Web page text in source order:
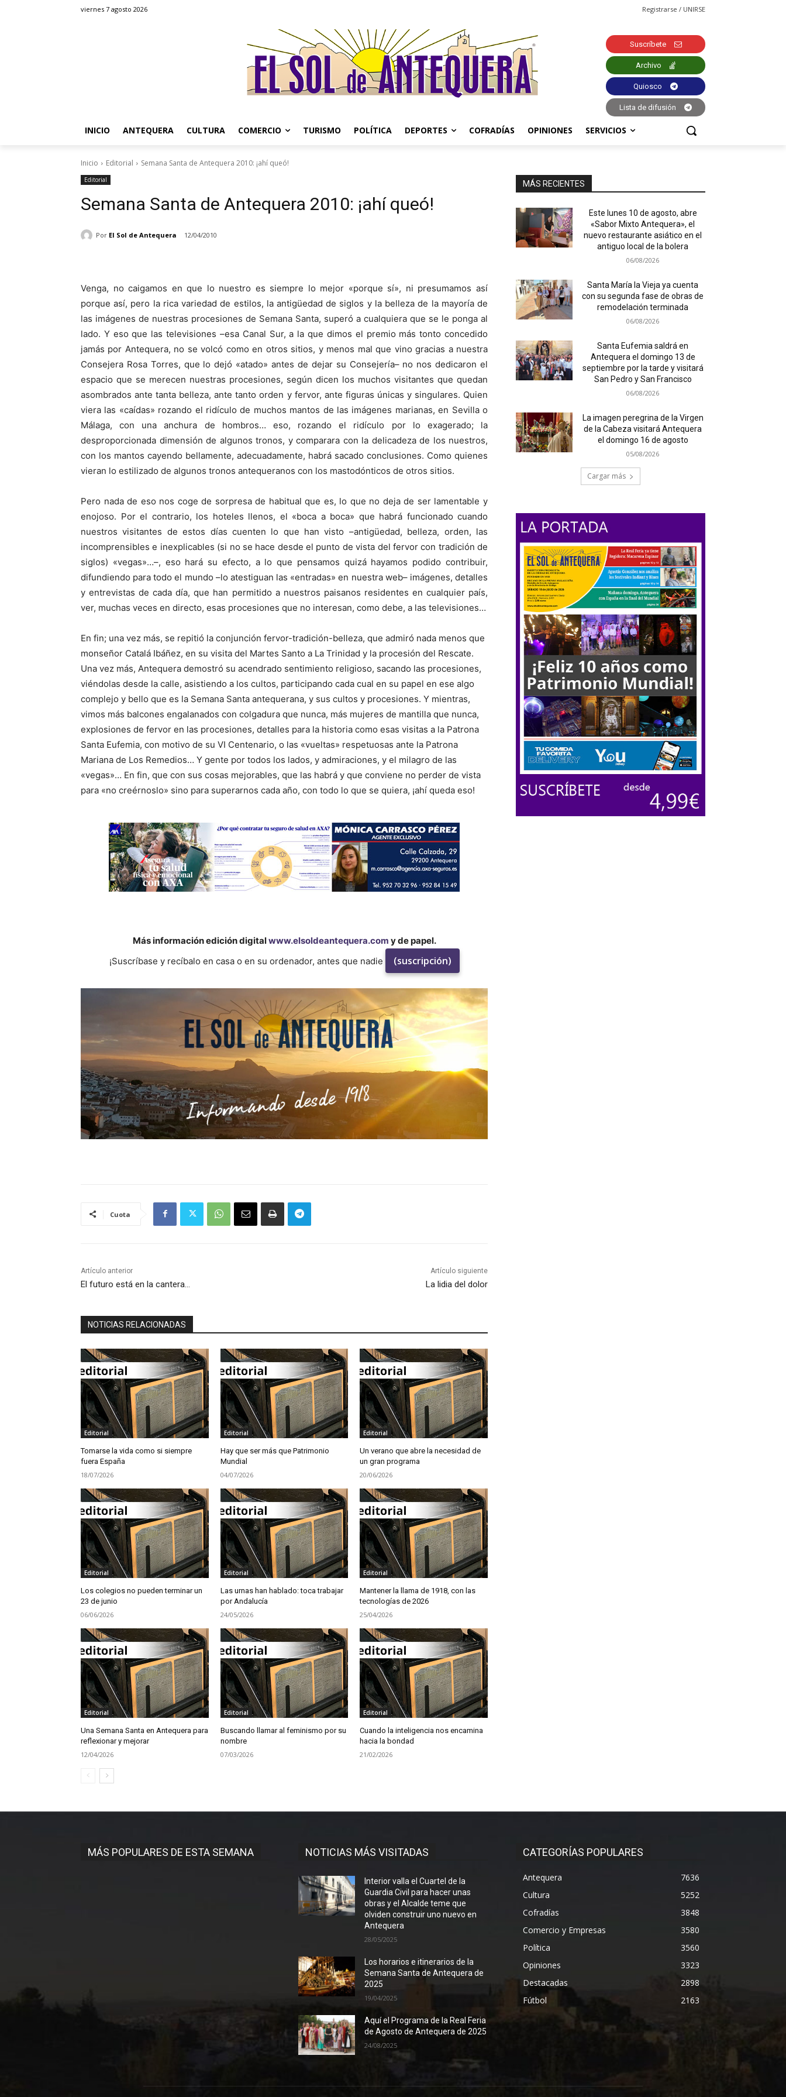
viernes 7 agosto 2026 Registrarse / UNIRSE
Suscríbete
Archivo
Quiosco
Lista de difusión
INICIO ANTEQUERA CULTURA COMERCIO TURISMO POLÍTICA DEPORTES COFRADÍAS OPINIONES SERVICIOS
Inicio Editorial Semana Santa de Antequera 2010: ¡ahí queó!
Editorial
Semana Santa de Antequera 2010: ¡ahí queó!
Por El Sol de Antequera 12/04/2010
Venga, no caigamos en que lo nuestro es siempre lo mejor «porque sí», ni presumamos así
porque así, pero la rica variedad de estilos, la antigüedad de siglos y la belleza de la mayoría de
las imágenes de nuestras procesiones de Semana Santa, superó a cualquiera que se le ponga al
lado. Y eso que las televisiones –esa Canal Sur, a la que dimos el premio más tonto concedido
jamás por Antequera, no se volcó como en otros sitios, y menos mal que vino gracias a nuestra
Consejera Rosa Torres, que lo dejó «atado» antes de dejar su Consejería– no nos dedicaron el
espacio que se merecen nuestras procesiones, según dicen los muchos visitantes que quedan
asombrados ante tanta belleza, ante tanto orden y fervor, ante figuras únicas y singulares. Quien
viera las «caídas» rozando el ridículo de muchos mantos de las imágenes marianas, en Sevilla o
Málaga, con una anchura de hombros… eso, rozando el ridículo por lo exagerado; la
desproporcionada dimensión de algunos tronos, y comparara con la delicadeza de los nuestros,
con los mantos cayendo bellamente, adecuadamente, habrá sacado conclusiones. Como quienes
vieran lo estilizado de algunos tronos antequeranos con los mastodónticos de otros sitios.
Pero nada de eso nos coge de sorpresa de habitual que es, lo que no deja de ser lamentable y
enojoso. Por el contrario, los hoteles llenos, el «boca a boca» que habrá funcionado cuando
nuestros visitantes de estos días cuenten lo que han visto –antigüedad, belleza, orden, las
incomprensibles e inexplicables (si no se hace desde el punto de vista del fervor con tradición de
siglos) «vegas»…–, eso hará su efecto, a lo que pensamos quizá hayamos podido contribuir,
difundiendo para todo el mundo –lo atestiguan las «entradas» en nuestra web– imágenes, detalles
y entrevistas de cada día, que han permitido a nuestros paisanos residentes en cualquier país,
ver, muchas veces en directo, esas procesiones que no interesan, como debe, a las televisiones…
En fin; una vez más, se repitió la conjunción fervor-tradición-belleza, que admiró nada menos que
monseñor Catalá Ibáñez, en su visita del Martes Santo a La Trinidad y la procesión del Rescate.
Una vez más, Antequera demostró su acendrado sentimiento religioso, sacando las procesiones,
viéndolas desde la calle, asistiendo a los cultos, participando cada cual en su papel en ese algo
complejo y bello que es la Semana Santa antequerana, y sus cultos y procesiones. Y mientras,
vimos más balcones engalanados con colgadura que nunca, más mujeres de mantilla que nunca,
explosiones de fervor en las procesiones, detalles para la historia como esas visitas a la Patrona
Santa Eufemia, con motivo de su VI Centenario, o las «vueltas» respetuosas ante la Patrona
Mariana de Los Remedios… Y gente por todos los lados, y admiraciones, y el milagro de las
«vegas»… En fin, que con sus cosas mejorables, que las habrá y que conviene no perder de vista
para «no creérnoslo» sino para superarnos cada año, con todo lo que se quiera, ¡ahí queda eso!
Más información edición digitalwww.elsoldeantequera.com y de papel.
¡Suscríbase y recíbalo en casa o en su ordenador, antes que nadie
(suscripción)
Cuota
Artículo anterior
El futuro está en la cantera…
Artículo siguiente
La lidia del dolor
NOTICIAS RELACIONADAS
Editorial
Tomarse la vida como si siempre
fuera España
18/07/2026
Editorial
Hay que ser más que Patrimonio
Mundial
04/07/2026
Editorial
Un verano que abre la necesidad de
un gran programa
20/06/2026
Editorial
Los colegios no pueden terminar un
23 de junio
06/06/2026
Editorial
Las urnas han hablado: toca trabajar
por Andalucía
24/05/2026
Editorial
Mantener la llama de 1918, con las
tecnologías de 2026
25/04/2026
Editorial
Una Semana Santa en Antequera para
reflexionar y mejorar
12/04/2026
Editorial
Buscando llamar al feminismo por su
nombre
07/03/2026
Editorial
Cuando la inteligencia nos encamina
hacia la bondad
21/02/2026
MÁS RECIENTES
Este lunes 10 de agosto, abre
«Sabor Mixto Antequera», el
nuevo restaurante asiático en el
antiguo local de la bolera
06/08/2026
Santa María la Vieja ya cuenta
con su segunda fase de obras de
remodelación terminada
06/08/2026
Santa Eufemia saldrá en
Antequera el domingo 13 de
septiembre por la tarde y visitará
San Pedro y San Francisco
06/08/2026
La imagen peregrina de la Virgen
de la Cabeza visitará Antequera
el domingo 16 de agosto
05/08/2026
Cargar más
MÁS POPULARES DE ESTA SEMANA NOTICIAS MÁS VISITADAS
Interior valla el Cuartel de la
Guardia Civil para hacer unas
obras y el Alcalde teme que
olviden construir uno nuevo en
Antequera
28/05/2025
Los horarios e itinerarios de la
Semana Santa de Antequera de
2025
19/04/2025
Aquí el Programa de la Real Feria
de Agosto de Antequera de 2025
24/08/2025
CATEGORÍAS POPULARES
Antequera
7636
Cultura
5252
Cofradías
3848
Comercio y Empresas
3580
Política
3560
Opiniones
3323
Destacadas
2898
Fútbol
2163